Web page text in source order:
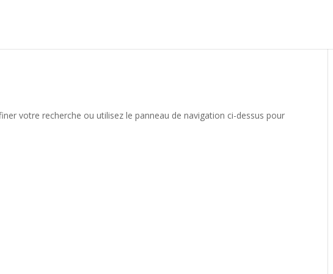
votre recherche ou utilisez le panneau de navigation ci-dessus pour